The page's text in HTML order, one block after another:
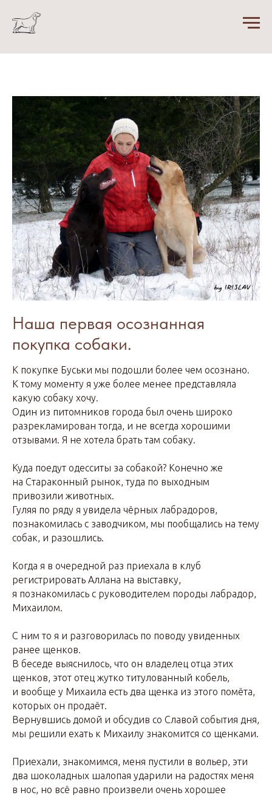
Наша первая осознанная
покупка собаки.
К покупке Буськи мы подошли более чем осознано.
К тому моменту я уже более менее представляла
какую собаку хочу.
Один из питомников города был очень широко
разрекламирован тогда, и не всегда хорошими
отзывами. Я не хотела брать там собаку.
Куда поедут одесситы за собакой? Конечно же
на Стараконный рынок, туда по выходным
привозили животных.
Гуляя по ряду я увидела чёрных лабрадоров,
познакомилась с заводчиком, мы пообщались на тему
собак, и разошлись.
Когда я в очередной раз приехала в клуб
регистрировать Аллана на выставку,
я познакомилась с руководителем породы лабрадор,
Михаилом.
С ним то я и разговорилась по поводу увиденных
ранее щенков.
В беседе выяснилось, что он владелец отца этих
щенков, этот отец жутко титулованный кобель,
и вообще у Михаила есть два щенка из этого помёта,
которых он продаёт.
Вернувшись домой и обсудив со Славой события дня,
мы решили ехать к Михаилу знакомится со щенками.
Приехали, знакомимся, меня пустили в вольер, эти
два шоколадных шалопая ударили на радостях меня
в нос, но всё равно произвели очень хорошее